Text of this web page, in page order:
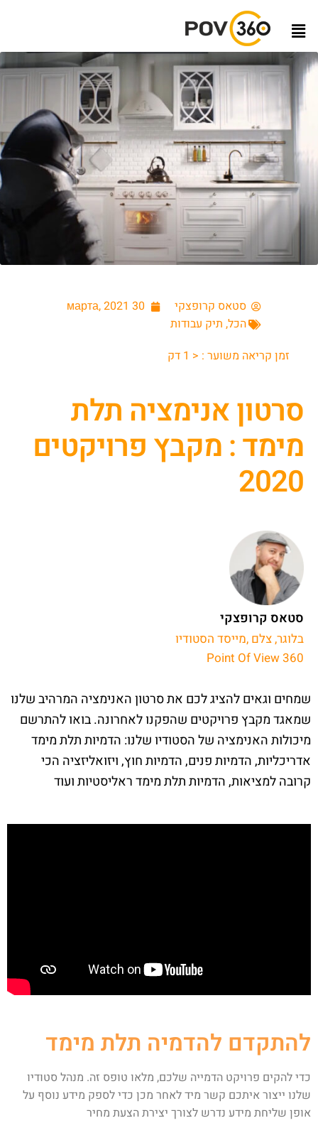
סטאס קרופצקי
30 марта, 2021
הכל, תיק עבודות
זמן קריאה משוער : < 1 דק
סרטון אנימציה תלת
מימד : מקבץ פרויקטים
2020
סטאס קרופצקי
בלוגר, צלם ,מייסד הסטודיו
Point Of View 360
שמחים וגאים להציג לכם את סרטון האנימציה המרהיב שלנו
שמאגד מקבץ פרויקטים שהפקנו לאחרונה. בואו להתרשם
מיכולות האנימציה של הסטודיו שלנו: הדמיות תלת מימד
אדריכליות, הדמיות פנים, הדמיות חוץ, ויזואליזציה הכי
קרובה למציאות, הדמיות תלת מימד ראליסטיות ועוד
להתקדם להדמיה תלת מימד
כדי להקים פרויקט הדמייה שלכם, מלאו טופס זה. מנהל סטודיו
שלנו ייצור איתכם קשר מיד לאחר מכן כדי לספק מידע נוסף על
אופן שליחת מידע נדרש לצורך יצירת הצעת מחיר